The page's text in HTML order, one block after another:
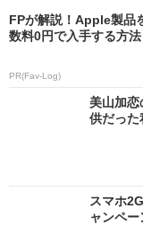
FPが解説！Apple製品
数料0円で入手する方法
PR(Fav-Log)
美山加恋
供だっ
スマホ
ャンペー